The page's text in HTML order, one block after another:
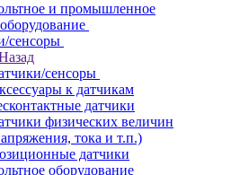
и промышленное
сенсоры
сенсоры
к датчикам
датчики
физических величин
тока и т.п.)
датчики
оборудование